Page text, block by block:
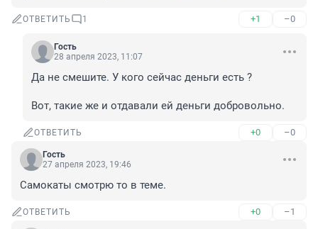
ОТВЕТИТЬ 1 +1 –0
Гость
28 апреля 2023, 11:07
Да не смешите. У кого сейчас деньги есть ?
Вот, такие же и отдавали ей деньги добровольно.
ОТВЕТИТЬ +0 –0
Гость
27 апреля 2023, 19:46
Самокаты смотрю то в теме.
ОТВЕТИТЬ +0 –1